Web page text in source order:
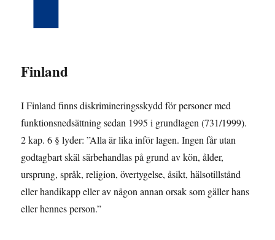
Finland
I Finland finns diskrimineringsskydd för personer med
funktionsnedsättning sedan 1995 i grundlagen (731/1999).
2 kap. 6 § lyder: ”Alla är lika inför lagen. Ingen får utan
godtagbart skäl särbehandlas på grund av kön, ålder,
ursprung, språk, religion, övertygelse, åsikt, hälsotillstånd
eller handikapp eller av någon annan orsak som gäller hans
eller hennes person.”